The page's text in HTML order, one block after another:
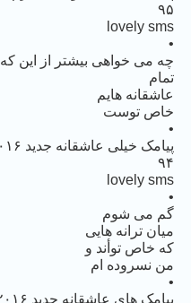
۹۵
lovely sms
•
چه مى خواهى بیشتر از این که
تمام
عاشقانه هایم
خاص توست
•
۹۴
lovely sms
•
گم مى شوم
میان ترانه هایى
که خاص توأند و
من نسروده ام
•